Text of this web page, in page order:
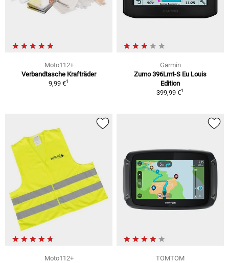
Moto112+
Verbandtasche Krafträder
9,99 €1
Garmin
Zumo 396Lmt-S Eu Louis
Edition
399,99 €1
Moto112+
TOMTOM